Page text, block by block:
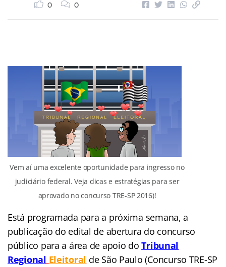
0 0
Vem aí uma excelente oportunidade para ingresso no
judiciário federal. Veja dicas e estratégias para ser
aprovado no concurso TRE-SP 2016)!
Está programada para a próxima semana, a
publicação do edital de abertura do concurso
público para a área de apoio do Tribunal
Regional Eleitoral de São Paulo (Concurso TRE-SP